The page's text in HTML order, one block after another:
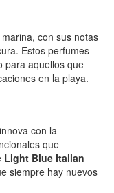
con sus notas
Estos perfumes
para aquellos que
en la playa.
con la
que
Light Blue Italian
siempre hay nuevos